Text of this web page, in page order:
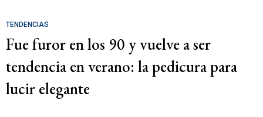
TENDENCIAS
Fue furor en los 90 y vuelve a ser
tendencia en verano: la pedicura para
lucir elegante